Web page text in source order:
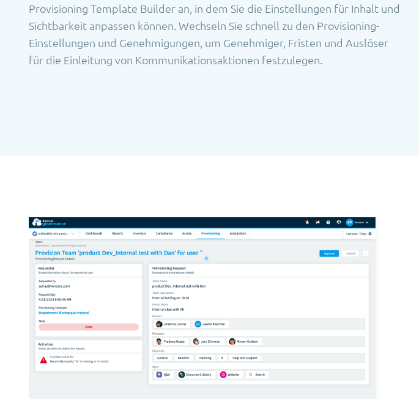
Provisioning Template Builder an, in dem Sie die Einstellungen für Inhalt und
Sichtbarkeit anpassen können. Wechseln Sie schnell zu den Provisioning-
Einstellungen und Genehmigungen, um Genehmiger, Fristen und Auslöser
für die Einleitung von Kommunikationsaktionen festzulegen.